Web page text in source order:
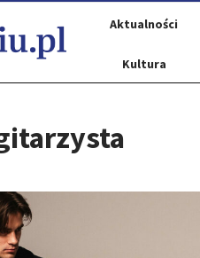
Aktualności
Kultura